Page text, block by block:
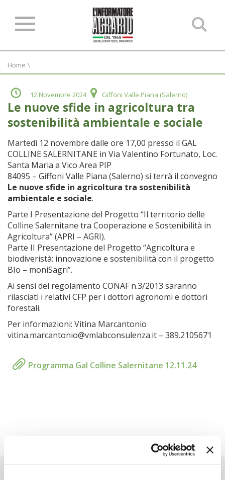
Home \
12 Novembre 2024 Giffoni Valle Piana (Salerno)
Le nuove sfide in agricoltura tra
sostenibilità ambientale e sociale
Martedì 12 novembre dalle ore 17,00 presso il GAL
COLLINE SALERNITANE in Via Valentino Fortunato, Loc.
Santa Maria a Vico Area PIP
84095 – Giffoni Valle Piana (Salerno) si terrà il convegno
Le nuove sfide in agricoltura tra sostenibilità
ambientale e sociale.
Parte I Presentazione del Progetto “Il territorio delle
Colline Salernitane tra Cooperazione e Sostenibilità in
Agricoltura” (APRI – AGRI).
Parte II Presentazione del Progetto “Agricoltura e
biodiveristà: innovazione e sostenibilità con il progetto
BIo – moniSagri”.
Ai sensi del regolamento CONAF n.3/2013 saranno
rilasciati i relativi CFP per i dottori agronomi e dottori
forestali.
Per informazioni: Vitina Marcantonio
vitina.marcantonio@vmlabconsulenza.it – 389.2105671
Programma Gal Colline Salernitane 12.11.24